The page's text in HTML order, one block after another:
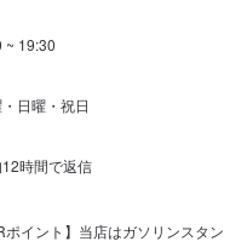
~ 19:30
日曜・祝日
時間で返信
イント】当店はガソリンスタン